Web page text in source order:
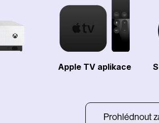
Apple TV aplikace
Prohlédnout